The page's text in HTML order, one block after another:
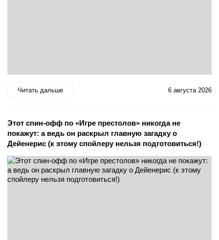
Читать дальше 6 августа 2026
Этот спин-офф по «Игре престолов» никогда не
покажут: а ведь он раскрыл главную загадку о
Дейенерис (к этому спойлеру нельзя подготовиться!)